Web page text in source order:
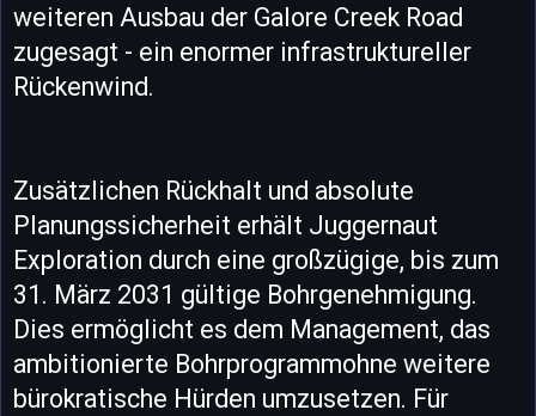
weiteren Ausbau der Galore Creek Road
zugesagt - ein enormer infrastruktureller
Rückenwind.
Zusätzlichen Rückhalt und absolute
Planungssicherheit erhält Juggernaut
Exploration durch eine großzügige, bis zum
31. März 2031 gültige Bohrgenehmigung.
Dies ermöglicht es dem Management, das
ambitionierte Bohrprogrammohne weitere
bürokratische Hürden umzusetzen. Für